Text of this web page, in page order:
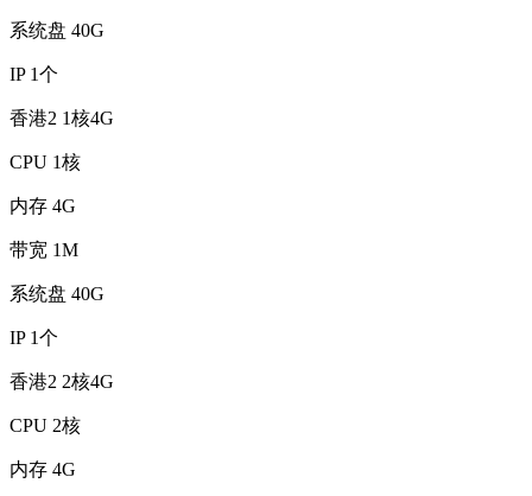
系统盘 40G
IP 1个
香港2 1核4G
CPU 1核
内存 4G
带宽 1M
系统盘 40G
IP 1个
香港2 2核4G
CPU 2核
内存 4G